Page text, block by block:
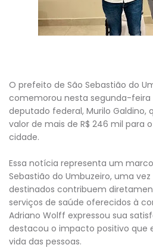
O prefeito de São Sebastião do
comemorou nesta segunda-feira
deputado federal, Murilo Galdino,
valor de mais de R$ 246 mil para
cidade.
Essa notícia representa um
Sebastião do Umbuzeiro, uma
destinados contribuem
serviços de saúde oferecidos à
Adriano Wolff expressou sua
destacou o impacto positivo que
vida das pessoas.